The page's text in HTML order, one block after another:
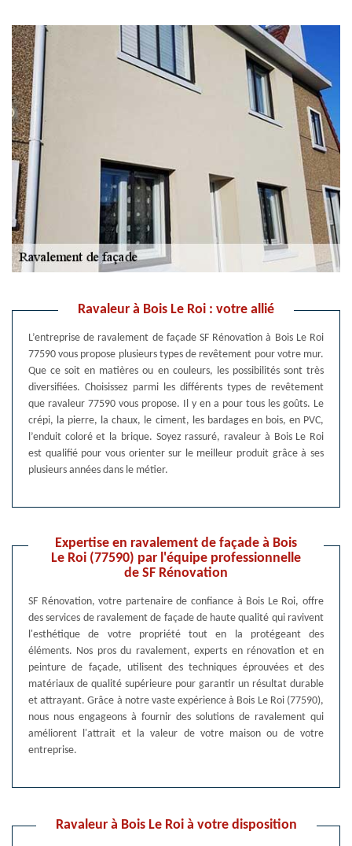
Ravaleur à Bois Le Roi : votre allié
L’entreprise de ravalement de façade SF Rénovation à Bois Le Roi
77590 vous propose plusieurs types de revêtement pour votre mur.
Que ce soit en matières ou en couleurs, les possibilités sont très
diversifiées. Choisissez parmi les différents types de revêtement
que ravaleur 77590 vous propose. Il y en a pour tous les goûts. Le
crépi, la pierre, la chaux, le ciment, les bardages en bois, en PVC,
l’enduit coloré et la brique. Soyez rassuré, ravaleur à Bois Le Roi
est qualifié pour vous orienter sur le meilleur produit grâce à ses
plusieurs années dans le métier.
Expertise en ravalement de façade à Bois
Le Roi (77590) par l'équipe professionnelle
de SF Rénovation
SF Rénovation, votre partenaire de confiance à Bois Le Roi, offre
des services de ravalement de façade de haute qualité qui ravivent
l'esthétique de votre propriété tout en la protégeant des
éléments. Nos pros du ravalement, experts en rénovation et en
peinture de façade, utilisent des techniques éprouvées et des
matériaux de qualité supérieure pour garantir un résultat durable
et attrayant. Grâce à notre vaste expérience à Bois Le Roi (77590),
nous nous engageons à fournir des solutions de ravalement qui
améliorent l'attrait et la valeur de votre maison ou de votre
entreprise.
Ravaleur à Bois Le Roi à votre disposition